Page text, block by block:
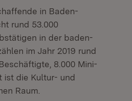
in Baden-
rund 53.000
in der baden-
im Jahr 2019 rund
8.000 Mini-
ist die Kultur- und
Raum.